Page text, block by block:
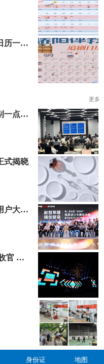
骄阳伴我电视剧更新时间，追剧日历一览表
更多
2026温州工厂海外询盘稀缺？特别一点AI 短视频引流 + 麦穗智能获客谷歌定制独立站双渠道拓客！
式揭晓
共赴智造新范式，适创科技2026用户大会将于深圳启幕
2026 梅山湾海浪音乐季首周热力收官 文体旅深度融合点燃滨海夏日经济
身份证 地图